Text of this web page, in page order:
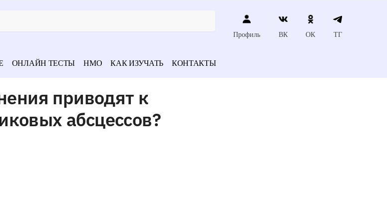
Профиль ВК ОК ТГ
ОНЛАЙН ТЕСТЫ НМО КАК ИЗУЧАТЬ КОНТАКТЫ
приводят к
абсцессов?